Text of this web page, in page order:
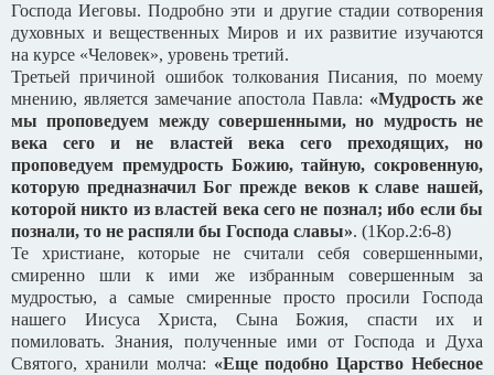
Господа Иеговы. Подробно эти и другие стадии сотворения
духовных и вещественных Миров и их развитие изучаются
на курсе «Человек», уровень третий.
Третьей причиной ошибок толкования Писания, по моему
мнению, является замечание апостола Павла: «Мудрость же
мы проповедуем между совершенными, но мудрость не
века сего и не властей века сего преходящих, но
проповедуем премудрость Божию, тайную, сокровенную,
которую предназначил Бог прежде веков к славе нашей,
которой никто из властей века сего не познал; ибо если бы
познали, то не распяли бы Господа славы». (1Кор.2:6-8)
Те христиане, которые не считали себя совершенными,
смиренно шли к ими же избранным совершенным за
мудростью, а самые смиренные просто просили Господа
нашего Иисуса Христа, Сына Божия, спасти их и
помиловать. Знания, полученные ими от Господа и Духа
Святого, хранили молча: «Еще подобно Царство Небесное